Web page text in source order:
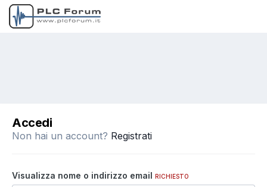
Accedi
Non hai un account? Registrati
Visualizza nome o indirizzo email RICHIESTO